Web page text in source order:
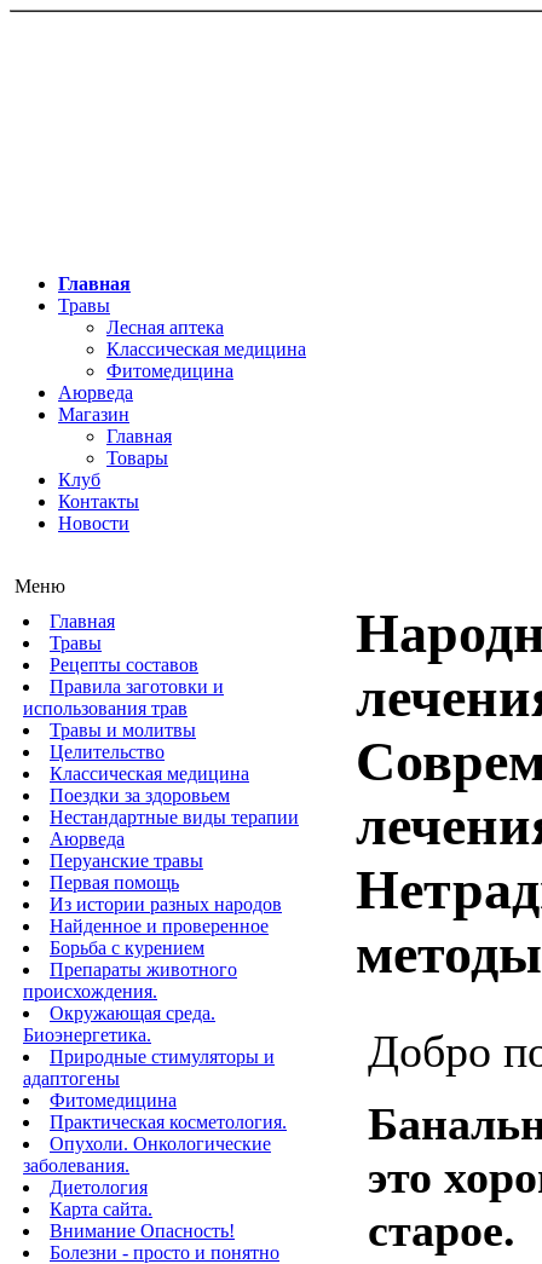
Главная
Травы
Лесная аптека
Классическая медицина
Фитомедицина
Аюрведа
Магазин
Главная
Товары
Клуб
Контакты
Новости
Меню
Главная
Травы
Рецепты составов
Правила заготовки и
использования трав
Травы и молитвы
Целительство
Классическая медицина
Поездки за здоровьем
Нестандартные виды терапии
Аюрведа
Перуанские травы
Первая помощь
Из истории разных народов
Найденное и проверенное
Борьба с курением
Препараты животного
происхождения.
Окружающая среда.
Биоэнергетика.
Природные стимуляторы и
адаптогены
Фитомедицина
Практическая косметология.
Опухоли. Онкологические
заболевания.
Диетология
Карта сайта.
Внимание Опасность!
Болезни - просто и понятно
Добро
это
старое.